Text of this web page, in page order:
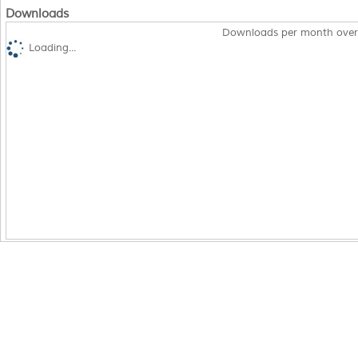
Downloads
Downloads per month
Loading...